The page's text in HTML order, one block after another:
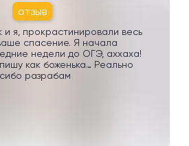
отзыв
и я, прокрастинировали весь
спасение. Я начала
недели до ОГЭ, аххаха!
как боженька… Реально
разрабам